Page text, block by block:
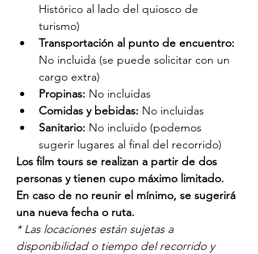
Histórico al lado del quiosco de
turismo)
Transportación al punto de encuentro:
No incluida (se puede solicitar con un
cargo extra)
Propinas: No incluidas
Comidas y bebidas: No incluidas
Sanitario: No incluido (podemos
sugerir lugares al final del recorrido)
Los film tours se realizan a partir de dos
personas y tienen cupo máximo limitado.
En caso de no reunir el mínimo, se sugerirá
una nueva fecha o ruta.
* Las locaciones están sujetas a
disponibilidad o tiempo del recorrido y